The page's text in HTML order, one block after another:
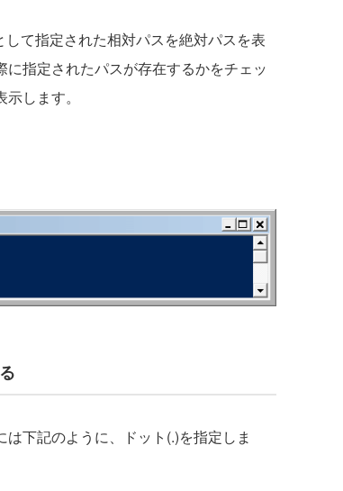
て指定された相対パスを絶対パスを表
指定されたパスが存在するかをチェッ
します。
下記のように、ドット(.)を指定しま